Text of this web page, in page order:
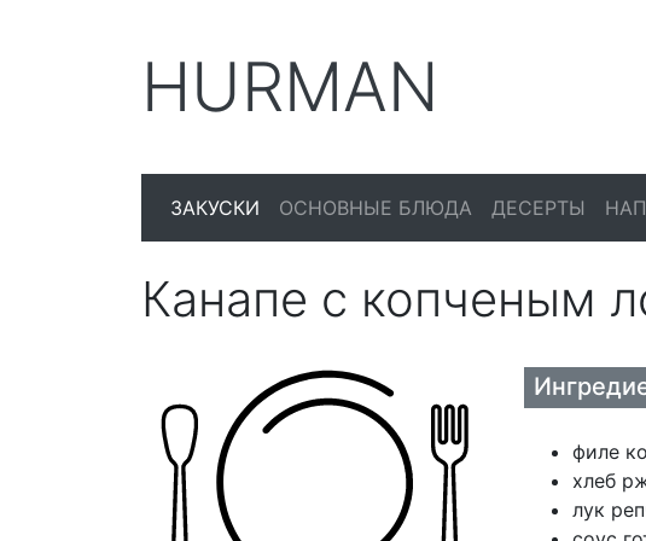
HURMAN
ЗАКУСКИ ОСНОВНЫЕ БЛЮДА ДЕСЕРТЫ
Канапе с копченым
филе
хлеб
лук